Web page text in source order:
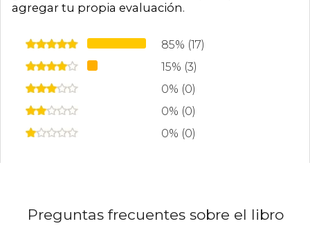
agregar tu propia evaluación.
85% (17)
15% (3)
0% (0)
0% (0)
0% (0)
Preguntas frecuentes sobre el libro